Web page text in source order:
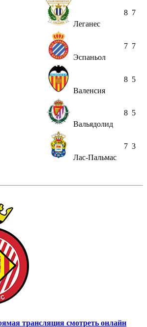
Леганес
8 7
Эспаньол
7 7
Валенсия
8 5
Вальядолид
8 5
Лас-Пальмас
7 3
трансляция смотреть онлайн